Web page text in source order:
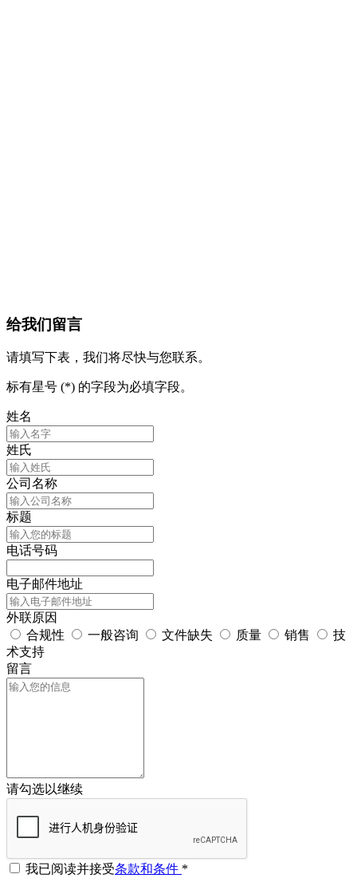
给我们留言
请填写下表，我们将尽快与您联系。
标有星号 (*) 的字段为必填字段。
姓名
姓氏
公司名称
标题
电话号码
电子邮件地址
外联原因
合规性
一般咨询 文件缺失 质量 销售
技
术支持
留言
请勾选以继续
我已阅读并接受条款和条件 *